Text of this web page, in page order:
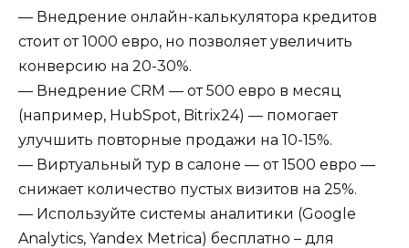
— Внедрение онлайн-калькулятора кредитов
стоит от 1000 евро, но позволяет увеличить
конверсию на 20-30%.
— Внедрение CRM — от 500 евро в месяц
(например, HubSpot, Bitrix24) — помогает
улучшить повторные продажи на 10-15%.
— Виртуальный тур в салоне — от 1500 евро —
снижает количество пустых визитов на 25%.
— Используйте системы аналитики (Google
Analytics, Yandex Metrica) бесплатно – для